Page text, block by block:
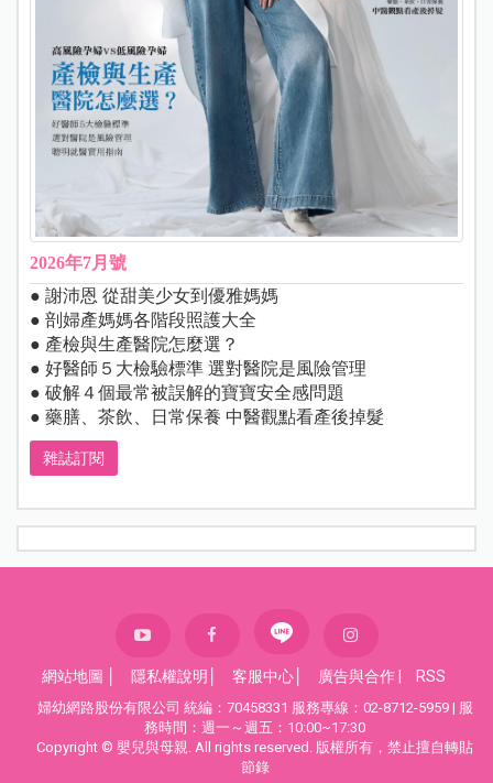
2026年7月號
● 謝沛恩 從甜美少女到優雅媽媽
● 剖婦產媽媽各階段照護大全
● 產檢與生產醫院怎麼選？
● 好醫師５大檢驗標準 選對醫院是風險管理
● 破解４個最常被誤解的寶寶安全感問題
● 藥膳、茶飲、日常保養 中醫觀點看產後掉髮
雜誌訂閱
網站地圖 隱私權說明 客服中心 廣告與合作 RSS
婦幼網路股份有限公司 統編：70458331 服務專線：02-8712-5959 | 服
務時間：週一～週五：10:00~17:30
Copyright © 嬰兒與母親. All rights reserved. 版權所有，禁止擅自轉貼
節錄